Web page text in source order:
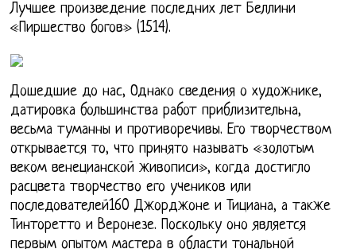
Лучшее произведение последних лет Беллини
«Пиршество богов» (1514).
Дошедшие до нас, Однако сведения о художнике,
датировка большинства работ приблизительна,
весьма туманны и противоречивы. Его творчеством
открывается то, что принято называть «золотым
веком венецианской живописи», когда достигло
расцвета творчество его учеников или
последователей160 Джорджоне и Тициана, а также
Тинторетто и Веронезе. Поскольку оно является
первым опытом мастера в области тональной